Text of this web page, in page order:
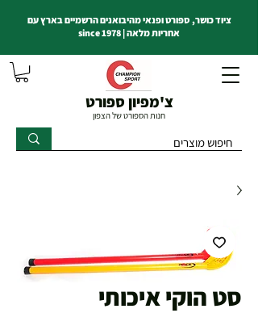
צ'מפיון ספורט
חנות הספורט של הצפון
ציוד כושר, ספורט ופנאי מהיבואנים הרשמיים בארץ עם
אחריות מלאה | since 1978
סט הוקי איכותי